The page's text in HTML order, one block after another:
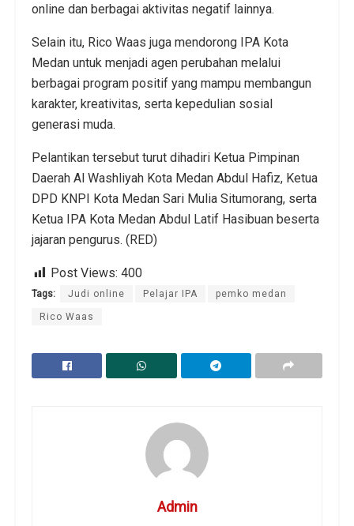
online dan berbagai aktivitas negatif lainnya.
Selain itu, Rico Waas juga mendorong IPA Kota
Medan untuk menjadi agen perubahan melalui
berbagai program positif yang mampu membangun
karakter, kreativitas, serta kepedulian sosial
generasi muda.
Pelantikan tersebut turut dihadiri Ketua Pimpinan
Daerah Al Washliyah Kota Medan Abdul Hafiz, Ketua
DPD KNPI Kota Medan Sari Mulia Situmorang, serta
Ketua IPA Kota Medan Abdul Latif Hasibuan beserta
jajaran pengurus. (RED)
Post Views: 400
Tags: Judi online Pelajar IPA pemko medan
Rico Waas
Admin